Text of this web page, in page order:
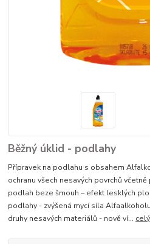
Běžný úklid - podlahy
Přípravek na podlahu s obsahem
ochranu všech nesavých povrchů
podlah beze šmouh – efekt lesklých
podlahy - zvýšená mycí síla
druhy nesavých materiálů - nově ví...